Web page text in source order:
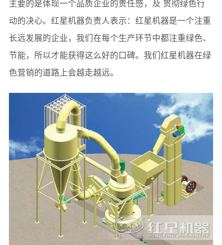
主要的是体现一个品质企业的责任感，及 贯彻绿色行
动的决心。红星机器负责人表示：红星机器是一个注重
长远发展的企业，我们在每个生产环节中都注重绿色、
节能，所以才能获得这么好的口碑。我们红星机器在绿
色营销的道路上会越走越远。